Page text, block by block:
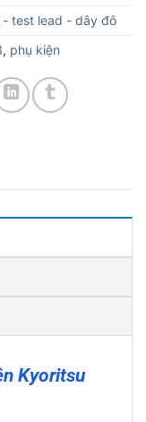
- test lead - dây đô
, phụ kiện
Kyoritsu